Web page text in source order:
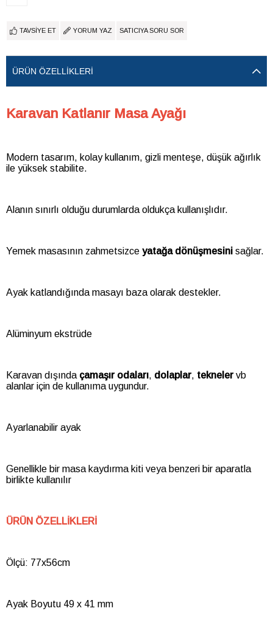
TAVSIYE ET YORUM YAZ SATICIYA SORU SOR
ÜRÜN ÖZELLIKLERI
Karavan Katlanır Masa Ayağı
Modern tasarım, kolay kullanım, gizli menteşe, düşük ağırlık
ile yüksek stabilite.
Alanın sınırlı olduğu durumlarda oldukça kullanışlıdır.
Yemek masasının zahmetsizce yatağa dönüşmesini sağlar.
Ayak katlandığında masayı baza olarak destekler.
Alüminyum ekstrüde
Karavan dışında çamaşır odaları, dolaplar, teknelervb
alanlar için de kullanıma uygundur.
Ayarlanabilir ayak
Genellikle bir masa kaydırma kiti veya benzeri bir aparatla
birlikte kullanılır
ÜRÜN ÖZELLİKLERİ
Ölçü: 77x56cm
Ayak Boyutu 49 x 41 mm